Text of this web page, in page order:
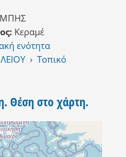
Κεραμέ
ενότητα
› Τοπικό
Θέση στο χάρτη.